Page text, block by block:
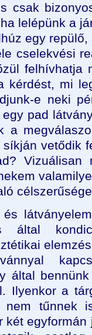
csak
lelépünk a
egy
cselekvési
felhívhatja
kérdést, mi
e neki
pad
a
vetődik
Vizuálisan
által
által
Ilyenkor a
nem tűnnek
két